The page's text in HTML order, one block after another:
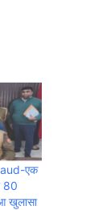
एक
80
खुलासा